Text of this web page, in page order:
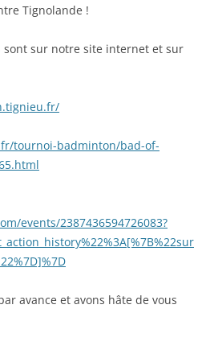
Tignolande !
sont sur notre site internet et sur
tournoi-badminton/bad-of-
events/2387436594726083?
avance et avons hâte de vous